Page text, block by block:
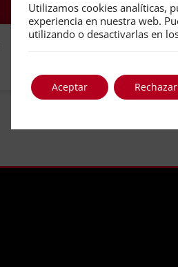
Utilizamos cookies analíticas,
experiencia en nuestra web.
utilizando o desactivarlas en
Aceptar Rechazar